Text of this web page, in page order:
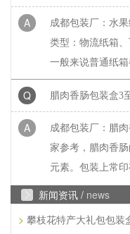
A
Q
A
Q 常见彩页印刷尺寸
A
成都印刷厂家：
新闻资讯 / news
> 攀枝花特产大礼包包装